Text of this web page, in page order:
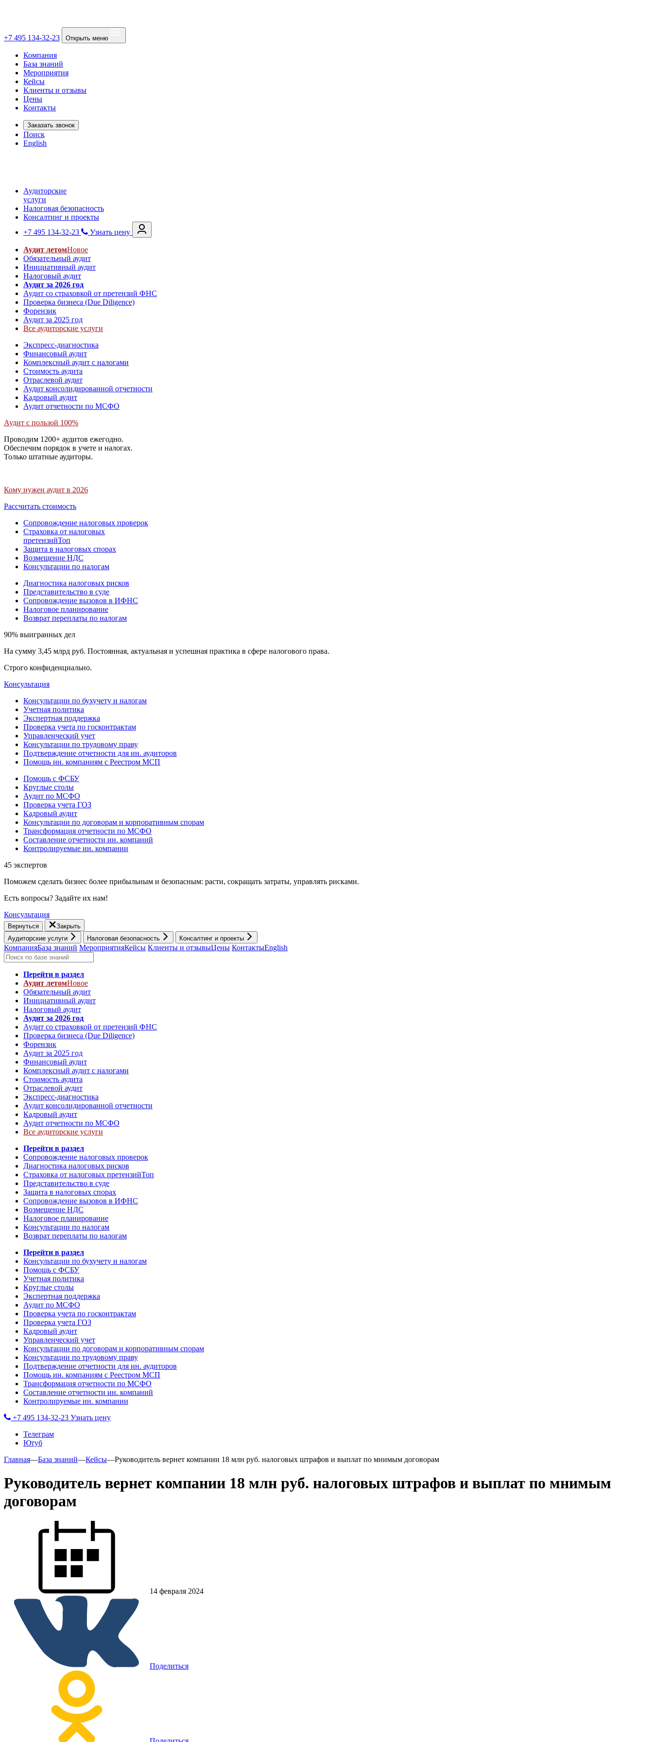
+7 495 134-32-23 Открыть меню
Компания
База знаний
Мероприятия
Кейсы
Клиенты и отзывы
Цены
Контакты
Заказать звонок
Поиск
English
Аудиторские
услуги
Налоговая безопасность
Консалтинг и проекты
+7 495 134-32-23
Узнать цену
Аудит летомНовое
Обязательный аудит
Инициативный аудит
Налоговый аудит
Аудит за 2026 год
Аудит со страховкой от претензий ФНС
Проверка бизнеса (Due Diligence)
Форензик
Аудит за 2025 год
Все аудиторские услуги
Экспресс-диагностика
Финансовый аудит
Комплексный аудит с налогами
Стоимость аудита
Отраслевой аудит
Аудит консолидированной отчетности
Кадровый аудит
Аудит отчетности по МСФО
Аудит с пользой 100%
Проводим 1200+ аудитов ежегодно.
Обеспечим порядок в учете и налогах.
Только штатные аудиторы.
Кому нужен аудит в 2026
Рассчитать стоимость
Сопровождение налоговых проверок
Страховка от налоговых
претензийТоп
Защита в налоговых спорах
Возмещение НДС
Консультации по налогам
Диагностика налоговых рисков
Представительство в суде
Сопровождение вызовов в ИФНС
Налоговое планирование
Возврат переплаты по налогам
90% выигранных дел
На сумму 3,45 млрд руб. Постоянная, актуальная и успешная практика в сфере налогового права.
Строго конфиденциально.
Консультация
Консультации по бухучету и налогам
Учетная политика
Экспертная поддержка
Проверка учета по госконтрактам
Управленческий учет
Консультации по трудовому праву
Подтверждение отчетности для ин. аудиторов
Помощь ин. компаниям с Реестром МСП
Помощь с ФСБУ
Круглые столы
Аудит по МСФО
Проверка учета ГОЗ
Кадровый аудит
Консультации по договорам и корпоративным спорам
Трансформация отчетности по МСФО
Составление отчетности ин. компаний
Контролируемые ин. компании
45 экспертов
Поможем сделать бизнес более прибыльным и безопасным: расти, cокращать затраты, управлять рисками.
Есть вопросы? Задайте их нам!
Консультация
Вернуться
Закрыть
Аудиторские услуги
Налоговая безопасность Консалтинг и проекты
КомпанияБаза знаний МероприятияКейсы Клиенты и отзывыЦены КонтактыEnglish
Перейти в раздел
Аудит летомНовое
Обязательный аудит
Инициативный аудит
Налоговый аудит
Аудит за 2026 год
Аудит со страховкой от претензий ФНС
Проверка бизнеса (Due Diligence)
Форензик
Аудит за 2025 год
Финансовый аудит
Комплексный аудит с налогами
Стоимость аудита
Отраслевой аудит
Экспресс-диагностика
Аудит консолидированной отчетности
Кадровый аудит
Аудит отчетности по МСФО
Все аудиторские услуги
Перейти в раздел
Сопровождение налоговых проверок
Диагностика налоговых рисков
Страховка от налоговых претензийТоп
Представительство в суде
Защита в налоговых спорах
Сопровождение вызовов в ИФНС
Возмещение НДС
Налоговое планирование
Консультации по налогам
Возврат переплаты по налогам
Перейти в раздел
Консультации по бухучету и налогам
Помощь с ФСБУ
Учетная политика
Круглые столы
Экспертная поддержка
Аудит по МСФО
Проверка учета по госконтрактам
Проверка учета ГОЗ
Кадровый аудит
Управленческий учет
Консультации по договорам и корпоративным спорам
Консультации по трудовому праву
Подтверждение отчетности для ин. аудиторов
Помощь ин. компаниям с Реестром МСП
Трансформация отчетности по МСФО
Составление отчетности ин. компаний
Контролируемые ин. компании
+7 495 134-32-23 Узнать цену
Телеграм
Ютуб
Главная—База знаний—Кейсы—Руководитель вернет компании 18 млн руб. налоговых штрафов и выплат по мнимым договорам
Руководитель вернет компании 18 млн руб. налоговых штрафов и выплат по мнимым
договорам
14 февраля 2024
Поделиться